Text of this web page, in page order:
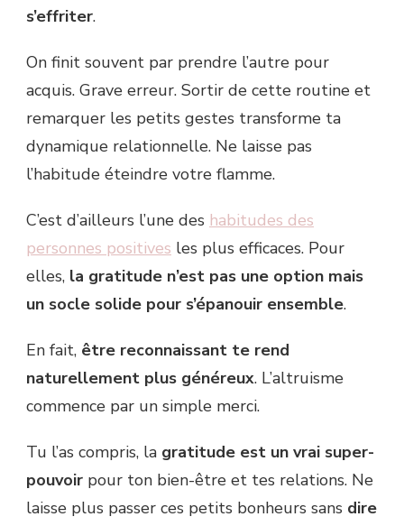
s’effriter.
On finit souvent par prendre l’autre pour
acquis. Grave erreur. Sortir de cette routine et
remarquer les petits gestes transforme ta
dynamique relationnelle. Ne laisse pas
l’habitude éteindre votre flamme.
C’est d’ailleurs l’une des habitudes des
personnes positives les plus efficaces. Pour
elles, la gratitude n’est pas une option mais
un socle solide pour s’épanouir ensemble.
En fait, être reconnaissant te rend
naturellement plus généreux. L’altruisme
commence par un simple merci.
Tu l’as compris, la gratitude est un vrai super-
pouvoir pour ton bien-être et tes relations. Ne
laisse plus passer ces petits bonheurs sans dire